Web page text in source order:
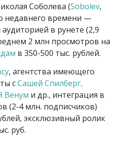
Соболева (Sobolev,
недавнего времени —
в рунете (2,9
2 млн просмотров на
в 350-500 тыс. рублей.
, агентства имеющего
сСашей Спилберг,
Венум и др., интеграция в
(2-4 млн. подписчиков)
эксклюзивный ролик
руб.